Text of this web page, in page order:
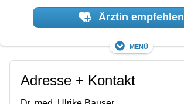
Ärztin empfehlen
Menü
Adresse + Kontakt